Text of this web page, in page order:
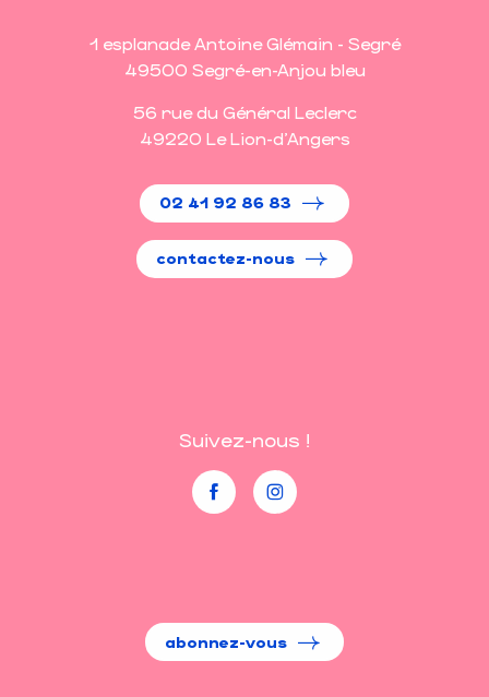
1 esplanade Antoine Glémain - Segré
49500 Segré-en-Anjou bleu
56 rue du Général Leclerc
49220 Le Lion-d'Angers
02 41 92 86 83
contactez-nous
Suivez-nous !
abonnez-vous